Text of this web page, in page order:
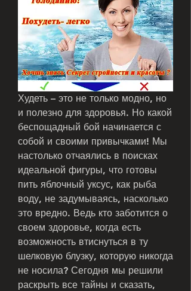
Худеть – это не только модно, но
и полезно для здоровья. Но какой
беспощадный бой начинается с
собой и своими привычками! Мы
настолько отчаялись в поисках
идеальной фигуры, что готовы
пить яблочный уксус, как рыба
воду, не задумываясь, насколько
это вредно. Ведь кто заботится о
своем здоровье, когда есть
возможность втиснуться в ту
шелковую блузку, которую никогда
не носила? Сегодня мы решили
раскрыть все тайны и сказать,